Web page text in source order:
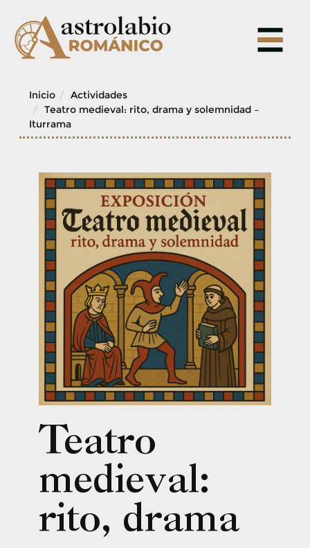
content
Inicio
Actividades
Teatro medieval: rito, drama y solemnidad –
Iturrama
Teatro
medieval:
rito, drama